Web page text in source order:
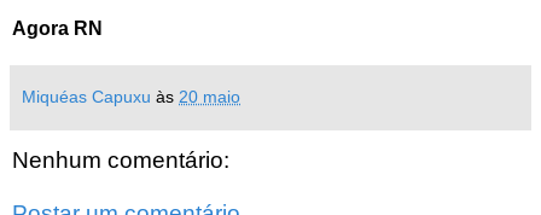
Agora RN
Miquéas Capuxu às 20 maio
Nenhum comentário: